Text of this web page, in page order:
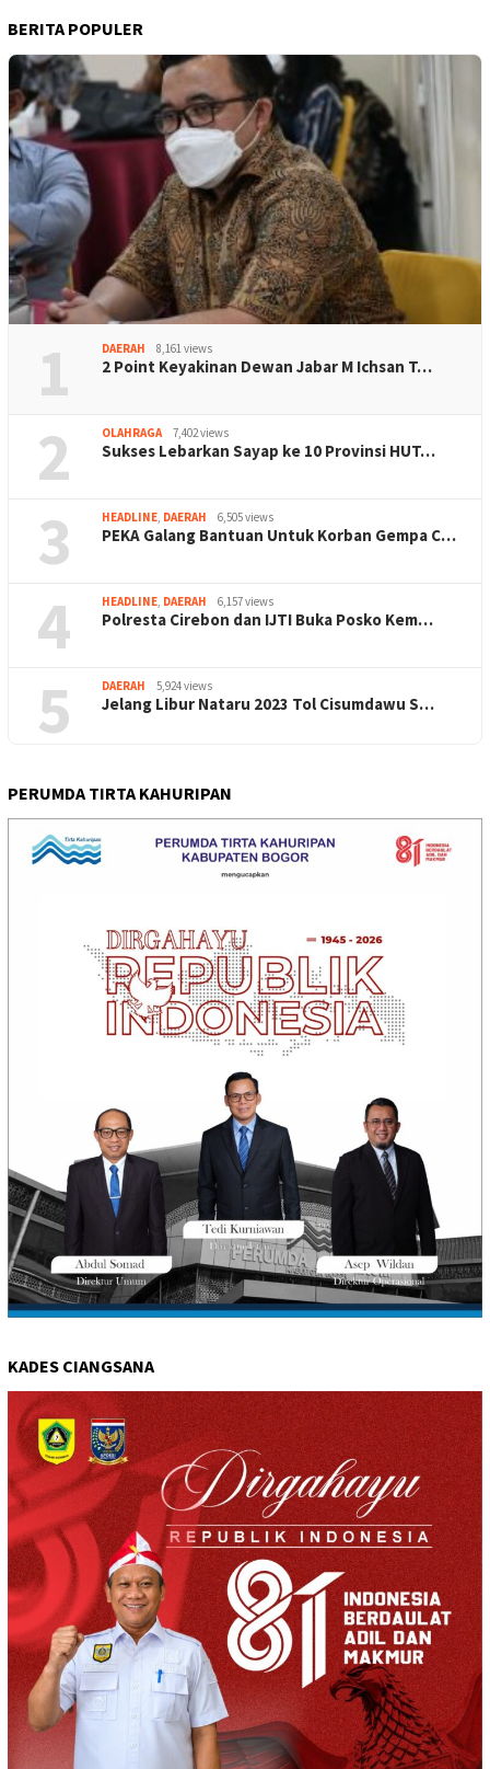
BERITA POPULER
1 DAERAH 8,161 views
2 Point Keyakinan Dewan Jabar M Ichsan T…
2 OLAHRAGA 7,402 views
Sukses Lebarkan Sayap ke 10 Provinsi HUT…
3 HEADLINE, DAERAH 6,505 views
PEKA Galang Bantuan Untuk Korban Gempa C…
4 HEADLINE, DAERAH 6,157 views
Polresta Cirebon dan IJTI Buka Posko Kem…
5 DAERAH 5,924 views
Jelang Libur Nataru 2023 Tol Cisumdawu S…
PERUMDA TIRTA KAHURIPAN
KADES CIANGSANA